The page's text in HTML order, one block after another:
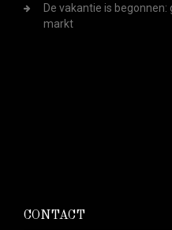
De vakantie is
markt
CONTACT